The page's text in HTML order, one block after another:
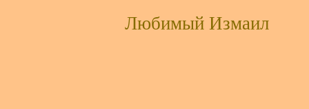
Любимый Измаил